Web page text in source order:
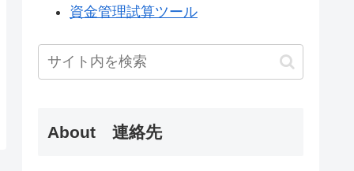
資金管理試算ツール
About 連絡先